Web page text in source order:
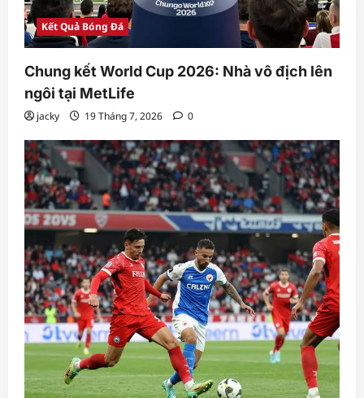
Kết Quả Bóng Đá
Chung kết World Cup 2026: Nhà vô địch lên
ngôi tại MetLife
jacky 19 Tháng 7, 2026 0